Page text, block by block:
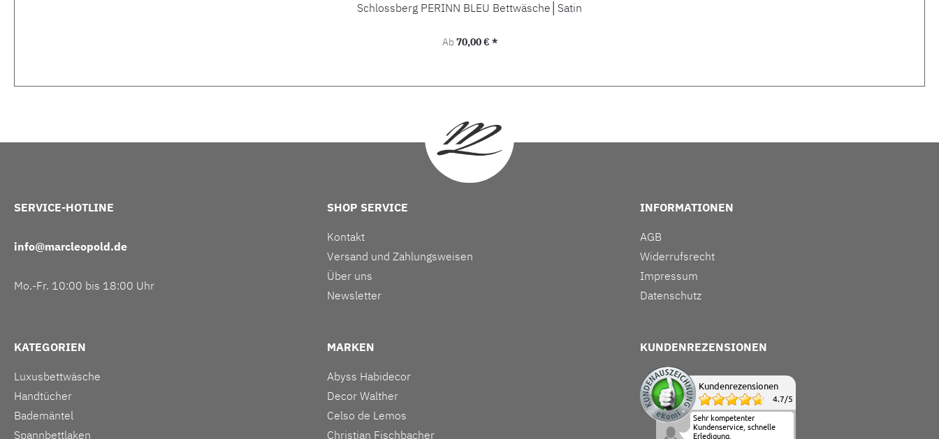
Schlossberg PERINN BLEU Bettwäsche│Satin
Regulärer Preis:
Ab70,00 € *
SERVICE-HOTLINE
info@marcleopold.de
Mo.-Fr. 10:00 bis 18:00 Uhr
SHOP SERVICE
Kontakt
Versand und Zahlungsweisen
Über uns
Newsletter
INFORMATIONEN
AGB
Widerrufsrecht
Impressum
Datenschutz
KATEGORIEN
Luxusbettwäsche
Handtücher
Bademäntel
Spannbettlaken
MARKEN
Abyss Habidecor
Decor Walther
Celso de Lemos
Christian Fischbacher
KUNDENREZENSIONEN
Kundenrezensionen
4.7/5
Sehr kompetenter
Kundenservice, schnelle
Erledigung.